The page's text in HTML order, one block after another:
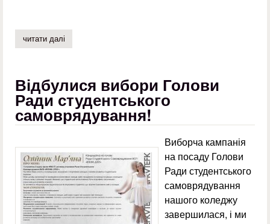
читати далі
Відбулися вибори Голови
Ради студентського
самоврядування!
Виборча кампанія
на посаду Голови
Ради студентського
самоврядування
нашого коледжу
завершилася, і ми